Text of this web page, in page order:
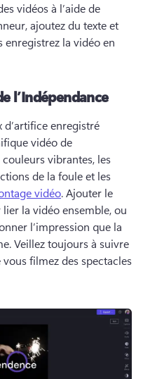
vidéos à l’aide de
ajoutez du texte et
enregistrez la vidéo en
l’Indépendance
d’artifice enregistré
vidéo de
vibrantes, les
de la foule et les
vidéo. Ajouter le
lier la vidéo ensemble, ou
l’impression que la
Veillez toujours à suivre
filmez des spectacles